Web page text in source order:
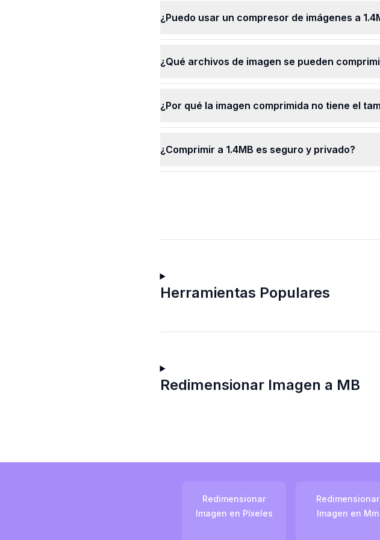
contigo. Nadie más puede ver o
fácilmente,
momento y
¿Puedo usar un compresor de imágenes a
¿Qué archivos de imagen se pueden
¿Por qué la imagen comprimida no tiene el
¿Comprimir a 1.4MB es seguro y privado?
Herramientas Populares
Redimensionar Imagen a MB
Redimensionar
Imagen en Píxeles
Redimensionar
Imagen en Mm